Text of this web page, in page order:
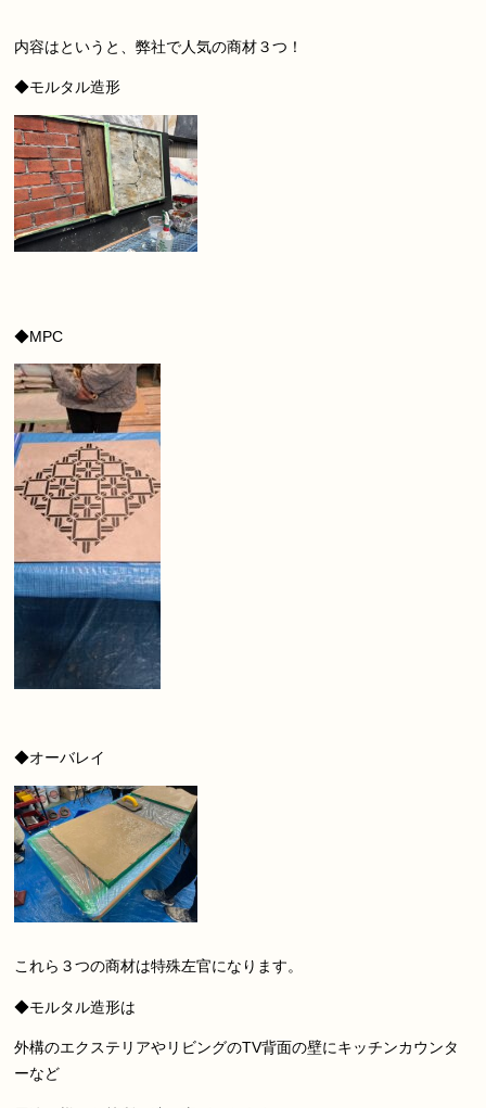
内容はというと、弊社で人気の商材３つ！
◆モルタル造形
◆MPC
◆オーバレイ
これら３つの商材は特殊左官になります。
◆モルタル造形は
外構のエクステリアやリビングのTV背面の壁にキッチンカウンタ
ーなど